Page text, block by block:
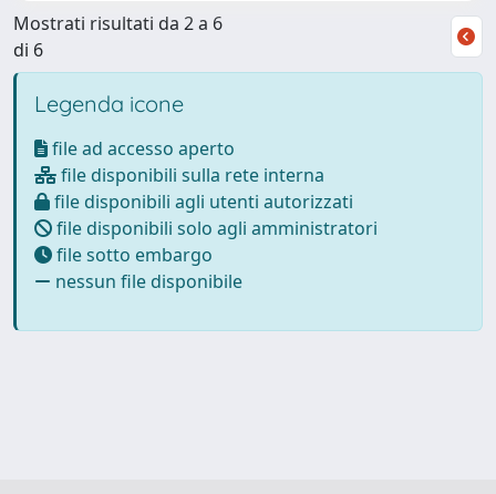
Mostrati risultati da 2 a 6
di 6
Legenda icone
file ad accesso aperto
file disponibili sulla rete interna
file disponibili agli utenti autorizzati
file disponibili solo agli amministratori
file sotto embargo
nessun file disponibile